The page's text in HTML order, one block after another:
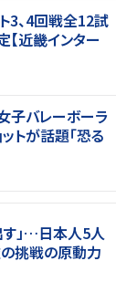
3、4回戦全12試
【近畿インター
子バレーボーラ
が話題「恐る
す」…日本人5人
挑戦の原動力